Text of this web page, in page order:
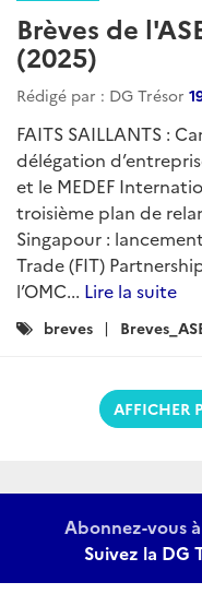
Brèves de
(2025)
Rédigé par : DG Trésor
FAITS SAILLANTS :
délégation
et le MEDEF
troisième plan de
Singapour :
Trade (FIT)
l’OMC... Lire la suite
Catégories
breves
AFFICHER
Abonnez-vous
Suivez la DG